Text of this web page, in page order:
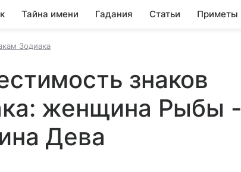
Тайна имени Гадания Статьи Приметы
Зодиака
знаков
женщина Рыбы -
Дева